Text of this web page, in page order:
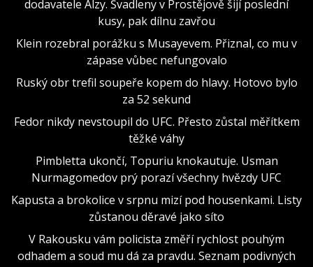
dodavatele Alzy. Švadleny v Prostějově šijí poslední
kusy, pak dílnu zavřou
Klein rozebral porážku s Musayevem. Přiznal, co mu v
zápase vůbec nefungovalo
Ruský obr trefil soupeře kopem do hlavy. Hotovo bylo
za 52 sekund
Fedor nikdy nevstoupil do UFC. Přesto zůstal měřítkem
těžké váhy
Pimbletta ukončí, Topuriu knokautuje. Usman
Nurmagomedov prý porazí všechny hvězdy UFC
Kapusta a brokolice v srpnu mizí pod housenkami. Listy
zůstanou děravé jako síto
V Rakousku vám policista změří rychlost pouhým
odhadem a soud mu dá za pravdu. Seznam podivných